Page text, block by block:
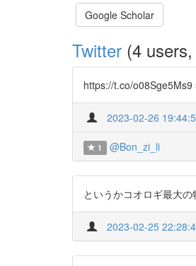
Google Scholar
Twitter (4
https://t.co/o08Sge5Ms9
2023-02-26
1 @Bon_zi_li
というかコオロギ最大
2023-02-25